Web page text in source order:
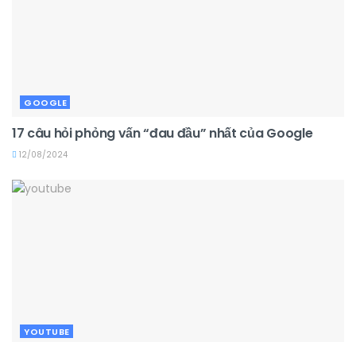
GOOGLE
17 câu hỏi phỏng vấn “đau đầu” nhất của Google
12/08/2024
YOUTUBE